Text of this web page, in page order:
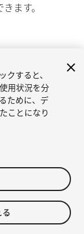
ます。
ライン
管理画面
クすると、
用状況を分
ために、デ
ことになり